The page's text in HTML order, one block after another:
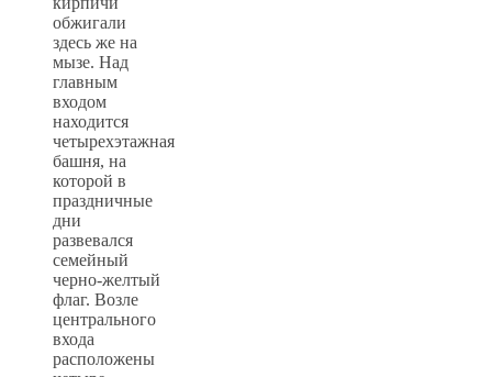
обжигали
здесь же на
мызе. Над
главным
входом
находится
четырехэтажная
башня, на
которой в
праздничные
дни
развевался
семейный
черно-желтый
флаг. Возле
центрального
входа
расположены